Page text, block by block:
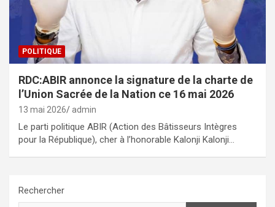
POLITIQUE
RDC:ABIR annonce la signature de la charte de
l’Union Sacrée de la Nation ce 16 mai 2026
13 mai 2026 admin
Le parti politique ABIR (Action des Bâtisseurs Intègres
pour la République), cher à l’honorable Kalonji Kalonji…
Rechercher